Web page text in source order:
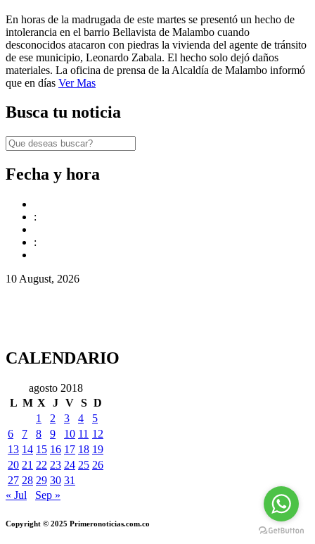
En horas de la madrugada de este martes se presentó un hecho de
intolerancia en el barrio Bellavista de Malambo cuando
desconocidos atacaron con piedras la vivienda del agente de tránsito
de ese municipio, Leonardo Zabala. El hecho solo dejó daños
materiales. La oficina de prensa de la Alcaldía de Malambo informó
que en días Ver Mas
Busca tu noticia
Fecha y hora
:
:
10 August, 2026
CALENDARIO
agosto 2018
L M X J V S D
1
2 3 4
5
6
7 8 9 10 11 12
13 14 15 16 17 18 19
20 21 22 23 24 25 26
27 28 29 30 31
« Jul
Sep »
Copyright © 2025 Primeronoticias.com.co